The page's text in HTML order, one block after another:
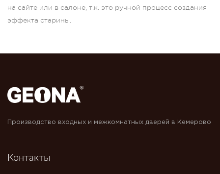
на сайте или в салоне, т.к. это ручной процесс создания
эффекта старины.
Производство входных и межкомнатных дверей в Кемерово
Контакты